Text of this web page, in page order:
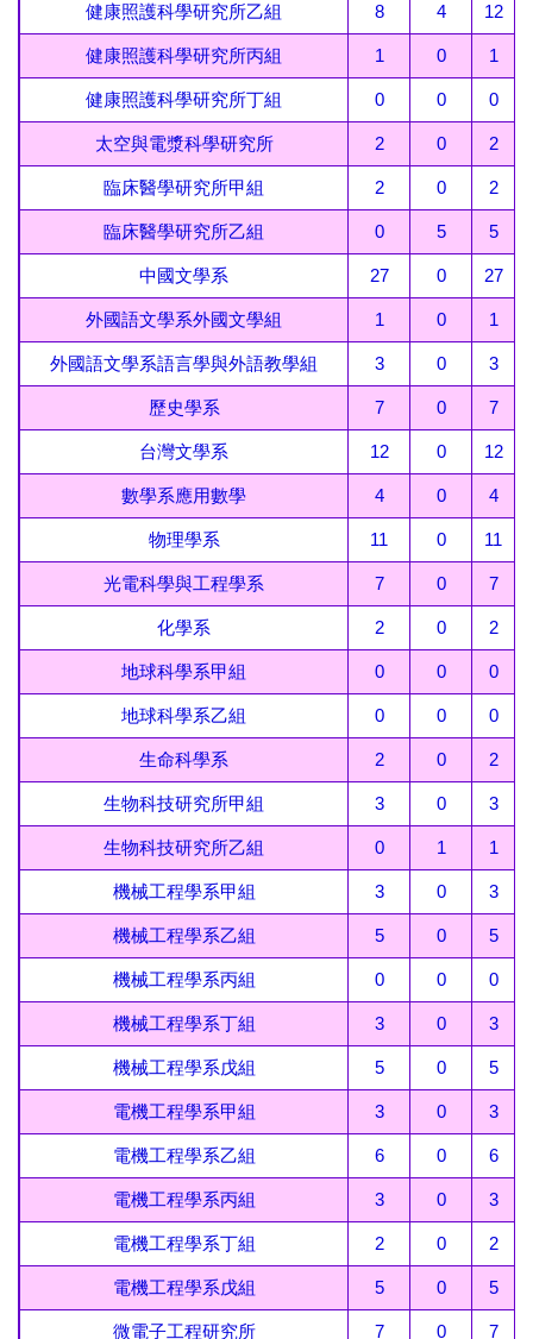
健康照護科學研究所乙組 8 4 12
健康照護科學研究所丙組 1 0 1
健康照護科學研究所丁組 0 0 0
太空與電漿科學研究所 2 0 2
臨床醫學研究所甲組 2 0 2
臨床醫學研究所乙組 0 5 5
中國文學系 27 0 27
外國語文學系外國文學組 1 0 1
外國語文學系語言學與外語教學組 3 0 3
歷史學系 7 0 7
台灣文學系 12 0 12
數學系應用數學 4 0 4
物理學系 11 0 11
光電科學與工程學系 7 0 7
化學系 2 0 2
地球科學系甲組 0 0 0
地球科學系乙組 0 0 0
生命科學系 2 0 2
生物科技研究所甲組 3 0 3
生物科技研究所乙組 0 1 1
機械工程學系甲組 3 0 3
機械工程學系乙組 5 0 5
機械工程學系丙組 0 0 0
機械工程學系丁組 3 0 3
機械工程學系戊組 5 0 5
電機工程學系甲組 3 0 3
電機工程學系乙組 6 0 6
電機工程學系丙組 3 0 3
電機工程學系丁組 2 0 2
電機工程學系戊組 5 0 5
微電子工程研究所 7 0 7